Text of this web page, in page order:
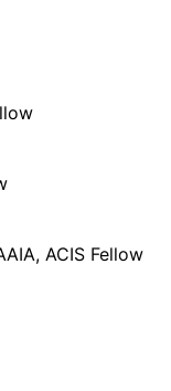
ACIS Fellow